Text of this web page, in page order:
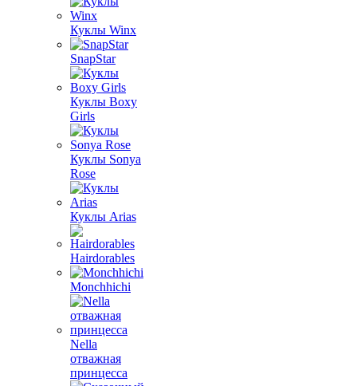
Куклы Winx
SnapStar
Куклы Boxy
Girls
Куклы Sonya
Rose
Куклы Arias
Hairdorables
Monchhichi
Nella
отважная
принцесса